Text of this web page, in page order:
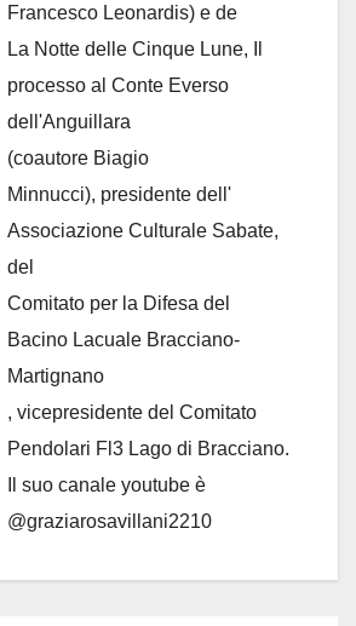
Francesco Leonardis) e de
La Notte delle Cinque Lune, Il
processo al Conte Everso
dell'Anguillara
(coautore Biagio
Minnucci), presidente dell'
Associazione Culturale Sabate,
del
Comitato per la Difesa del
Bacino Lacuale Bracciano-
Martignano
, vicepresidente del Comitato
Pendolari Fl3 Lago di Bracciano.
Il suo canale youtube è
@graziarosavillani2210